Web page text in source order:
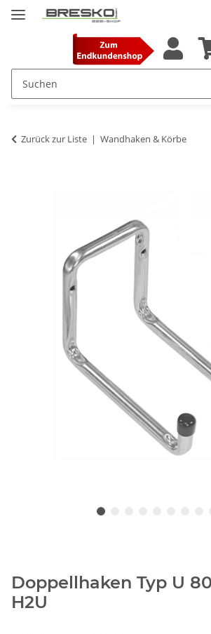
Zurück zur Liste Wandhaken & Körbe
Doppellhaken Typ U
H2U